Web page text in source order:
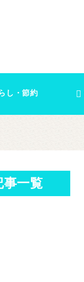
し・節約
一覧